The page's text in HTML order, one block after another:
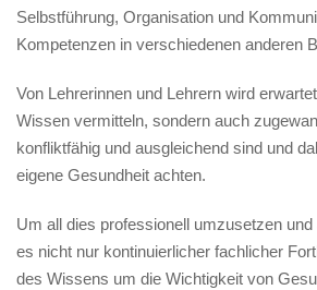
Selbstführung, Organisation und
Kompetenzen in verschiedenen anderen
Von Lehrerinnen und Lehrern wird
Wissen vermitteln, sondern auch
konfliktfähig und ausgleichend sind und
eigene Gesundheit achten.
Um all dies professionell umzusetzen
es nicht nur kontinuierlicher fachlicher
des Wissens um die Wichtigkeit von